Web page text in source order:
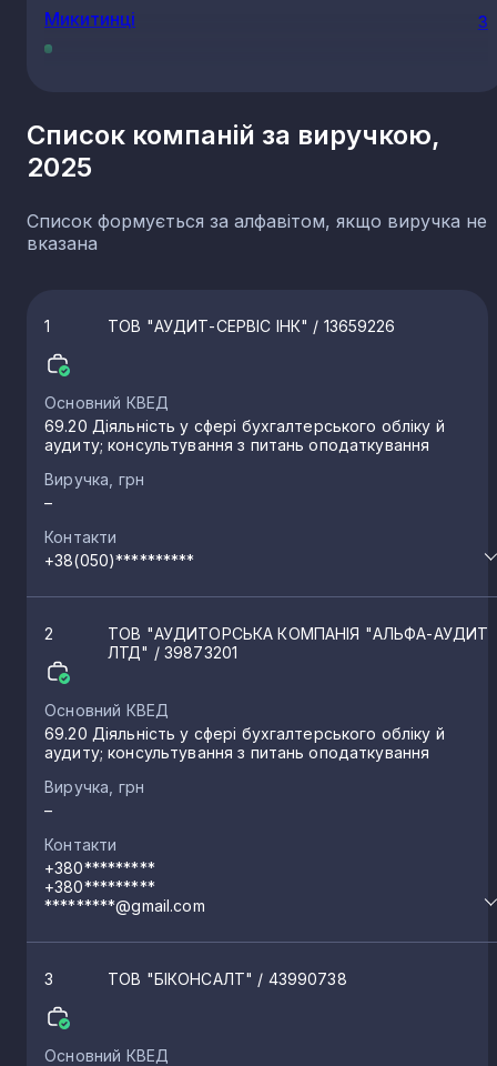
Микитинці 3
Снятин
Кути
Богородчани
Чукалівка
Тлумач 2
Клузів
Підбережжя
Перегінське
Нижній Струтинь
Стримба
Список компаній за виручкою,
2025
Список формується за алфавітом, якщо виручка не
вказана
1 ТОВ "АУДИТ-СЕРВІС ІНК" / 13659226
Основний КВЕД
69.20 Діяльність у сфері бухгалтерського обліку й
аудиту; консультування з питань оподаткування
Виручка, грн
–
Контакти
+38(050)**********
2
ТОВ "АУДИТОРСЬКА КОМПАНІЯ "АЛЬФА-АУДИТ
ЛТД" / 39873201
Основний КВЕД
69.20 Діяльність у сфері бухгалтерського обліку й
аудиту; консультування з питань оподаткування
Виручка, грн
–
Контакти
+380*********
+380*********
*********@gmail.com
3 ТОВ "БІКОНСАЛТ" / 43990738
Основний КВЕД